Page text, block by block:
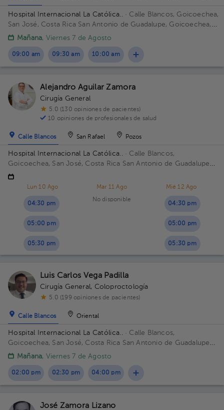
Hospital Internacional La Católica..· Calle Blancos, Goicoechea,
San José, Costa Rica San Antonio de Guadalupe, Goicoechea,
frente a los Tribunales de Justicia. Edificio Torre Médica. Piso 2.
Mañana, Viernes 7 de Agosto
09:00 am 09:30 am 10:00 am
Alejandro Aguilar Zamora
Cirugía General
5.0 (130 opiniones de pacientes)
10 opiniones de profesionales de salud
Calle Blancos San Rafael Pozos
Hospital Internacional La Católica..· Calle Blancos,
Goicoechea, San José, Costa Rica San Antonio de Guadalupe,
Goicoechea, frente a los Tribunales de Justicia. Edificio Anexo.
Piso 4to. Consultorio 424.
Lun 10 Ago
04:30 pm
05:00 pm
05:30 pm
Mar 11 Ago
No disponible
Mié 12 Ago
04:30 pm
05:00 pm
05:30 pm
Luis Carlos Vega Padilla
Cirugía General, Coloproctología
5.0 (199 opiniones de pacientes)
Calle Blancos Oriental
Hospital Internacional La Católica..· Calle Blancos,
Goicoechea, San José, Costa Rica San Antonio de Guadalupe,
Goicoechea, frente a los Tribunales de Justicia. Edificio Torre
Mañana, Viernes 7 de Agosto
02:00 pm 02:30 pm 04:00 pm
José Zamora Lizano